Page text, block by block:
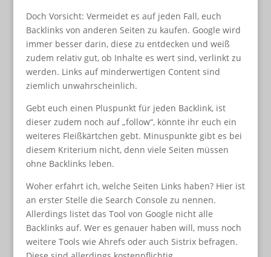
Doch Vorsicht: Vermeidet es auf jeden Fall, euch
Backlinks von anderen Seiten zu kaufen. Google wird
immer besser darin, diese zu entdecken und weiß
zudem relativ gut, ob Inhalte es wert sind, verlinkt zu
werden. Links auf minderwertigen Content sind
ziemlich unwahrscheinlich.
Gebt euch einen Pluspunkt für jeden Backlink, ist
dieser zudem noch auf „follow“, könnte ihr euch ein
weiteres Fleißkärtchen gebt. Minuspunkte gibt es bei
diesem Kriterium nicht, denn viele Seiten müssen
ohne Backlinks leben.
Woher erfahrt ich, welche Seiten Links haben? Hier ist
an erster Stelle die Search Console zu nennen.
Allerdings listet das Tool von Google nicht alle
Backlinks auf. Wer es genauer haben will, muss noch
weitere Tools wie Ahrefs oder auch Sistrix befragen.